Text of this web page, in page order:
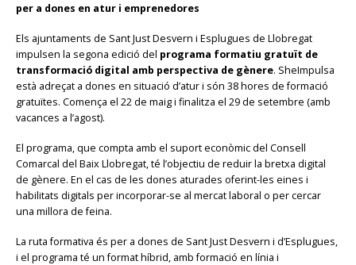
per a dones en atur i emprenedores
Els ajuntaments de Sant Just Desvern i Esplugues de Llobregat
impulsen la segona edició del programa formatiu gratuït de
transformació digital amb perspectiva de gènere. SheImpulsa
està adreçat a dones en situació d’atur i són 38 hores de formació
gratuïtes. Comença el 22 de maig i finalitza el 29 de setembre (amb
vacances a l’agost).
El programa, que compta amb el suport econòmic del Consell
Comarcal del Baix Llobregat, té l’objectiu de reduir la bretxa digital
de gènere. En el cas de les dones aturades oferint-les eines i
habilitats digitals per incorporar-se al mercat laboral o per cercar
una millora de feina.
La ruta formativa és per a dones de Sant Just Desvern i d’Esplugues,
i el programa té un format híbrid, amb formació en línia i